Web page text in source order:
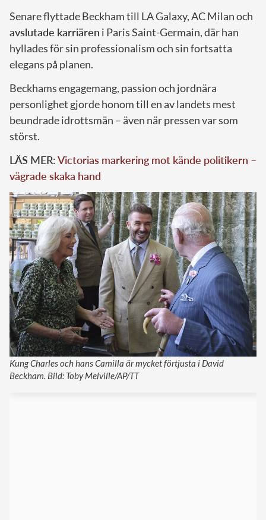
Senare flyttade Beckham till LA Galaxy, AC Milan och
avslutade karriären i Paris Saint-Germain, där han
hyllades för sin professionalism och sin fortsatta
elegans på planen.
Beckhams engagemang, passion och jordnära
personlighet gjorde honom till en av landets mest
beundrade idrottsmän – även när pressen var som
störst.
LÄS MER:Victorias markering mot kände politikern –
vägrade skaka hand
Kung Charles och hans Camilla är mycket förtjusta i David
Beckham. Bild: Toby Melville/AP/TT